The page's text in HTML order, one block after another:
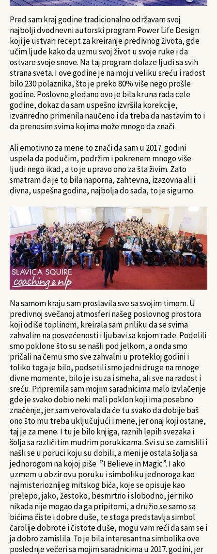
Pred sam kraj godine tradicionalno održavam svoj
najbolji dvodnevni autorski program Power Life Design
koji je ustvari recept za kreiranje predivnog života, gde
učim ljude kako da uzmu svoj život u svoje ruke i da
ostvare svoje snove. Na taj program dolaze ljudi sa svih
strana sveta. I ove godine je na moju veliku sreću i radost
bilo 230 polaznika, što je preko 80% više nego prošle
godine. Poslovno gledano ovo je bila kruna rada cele
godine, dokaz da sam uspešno izvršila korekcije,
izvanredno primenila naučeno i da treba da nastavim to i
da prenosim svima kojima može mnogo da znači.
Ali emotivno za mene to znači da sam u 2017. godini
uspela da podučim, podržim i pokrenem mnogo više
ljudi nego ikad, a to je upravo ono za šta živim. Zato
smatram da je to bila naporna, zahtevna, izazovna ali i
divna, uspešna godina, najbolja do sada, to je sigurno.
Na samom kraju sam proslavila sve sa svojim timom. U
predivnoj svečanoj atmosferi našeg poslovnog prostora
koji odiše toplinom, kreirala sam priliku da se svima
zahvalim na posvećenosti i ljubavi sa kojom rade. Podelili
smo poklone što su se našli pod jelkom, a onda smo
pričali na čemu smo sve zahvalni u protekloj godini i
toliko toga je bilo, podsetili smo jedni druge na mnoge
divne momente, bilo je i suza i smeha, ali sve na radost i
sreću. Pripremila sam mojim saradnicima malo izvlačenje
gde je svako dobio neki mali poklon koji ima posebno
značenje, jer sam verovala da će tu svako da dobije baš
ono što mu treba uključujući i mene, jer onaj koji ostane,
taj je za mene. I tu je bilo knjiga, raznih lepih svezaka i
šolja sa različitim mudrim porukicama. Svi su se zamislili i
našli se u poruci koju su dobili, a meni je ostala šolja sa
jednorogom na kojoj piše ”I Believe in Magic”. I ako
uzmem u obzir ovu poruku i simboliku jednoroga kao
najmisterioznijeg mitskog bića, koje se opisuje kao
prelepo, jako, žestoko, besmrtno i slobodno, jer niko
nikada nije mogao da ga pripitomi, a družio se samo sa
bićima čiste i dobre duše, te stoga predstavlja simbol
čarolije dobrote i čistote duše, mogu vam reći da sam se i
ja dobro zamislila. To je bila interesantna simbolika ove
poslednje večeri sa mojim saradnicima u 2017. godini, jer